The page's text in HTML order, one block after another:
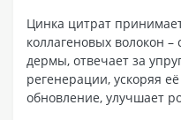
Цинка цитрат
коллагеновых волокон
дермы, отвечает за
регенерации, ускоряя
обновление, улучшает